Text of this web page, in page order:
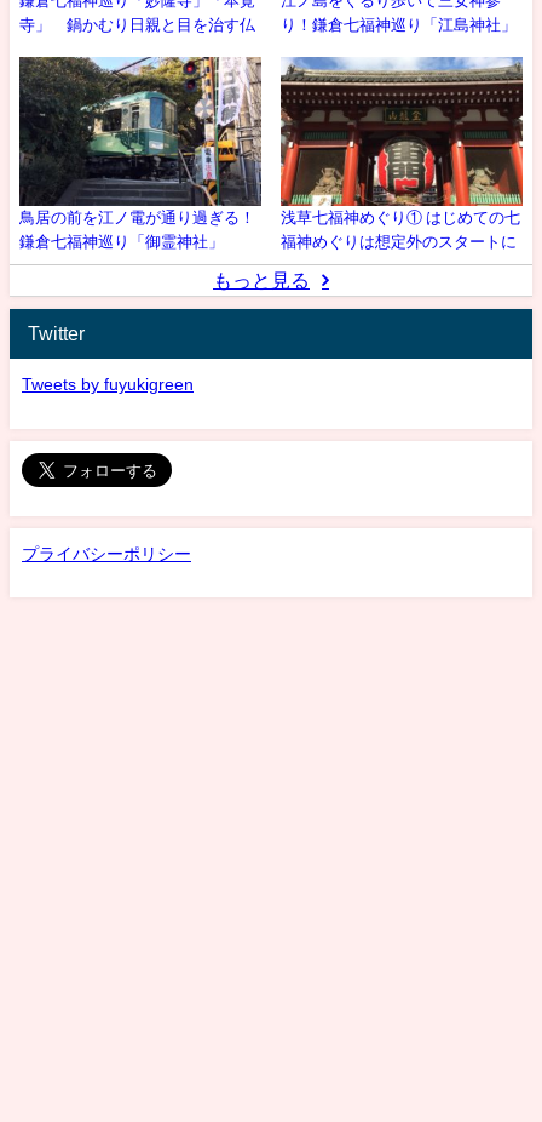
寺」 鍋かむり日親と目を治す仏
り！鎌倉七福神巡り「江島神社」
鳥居の前を江ノ電が通り過ぎる！
鎌倉七福神巡り「御霊神社」
浅草七福神めぐり① はじめての七
福神めぐりは想定外のスタートに
もっと見る
Twitter
Tweets by fuyukigreen
プライバシーポリシー